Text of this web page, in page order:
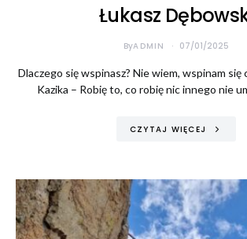
Łukasz
ByADMIN 07/01/2025
Dlaczego się wspinasz? Nie wiem, wspinam się
Kazika – Robię to, co robię nic innego nie
CZYTAJ WIĘCEJ